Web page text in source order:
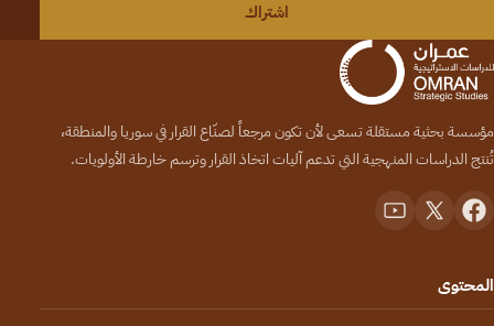
اشتراك
مؤسسة بحثية مستقلة تسعى لأن تكون مرجعاً لصنّاع القرار في سوريا والمنطقة،
تُنتج الدراسات المنهجية التي تدعم آليات اتخاذ القرار وترسم خارطة الأولويات.
المحتوى